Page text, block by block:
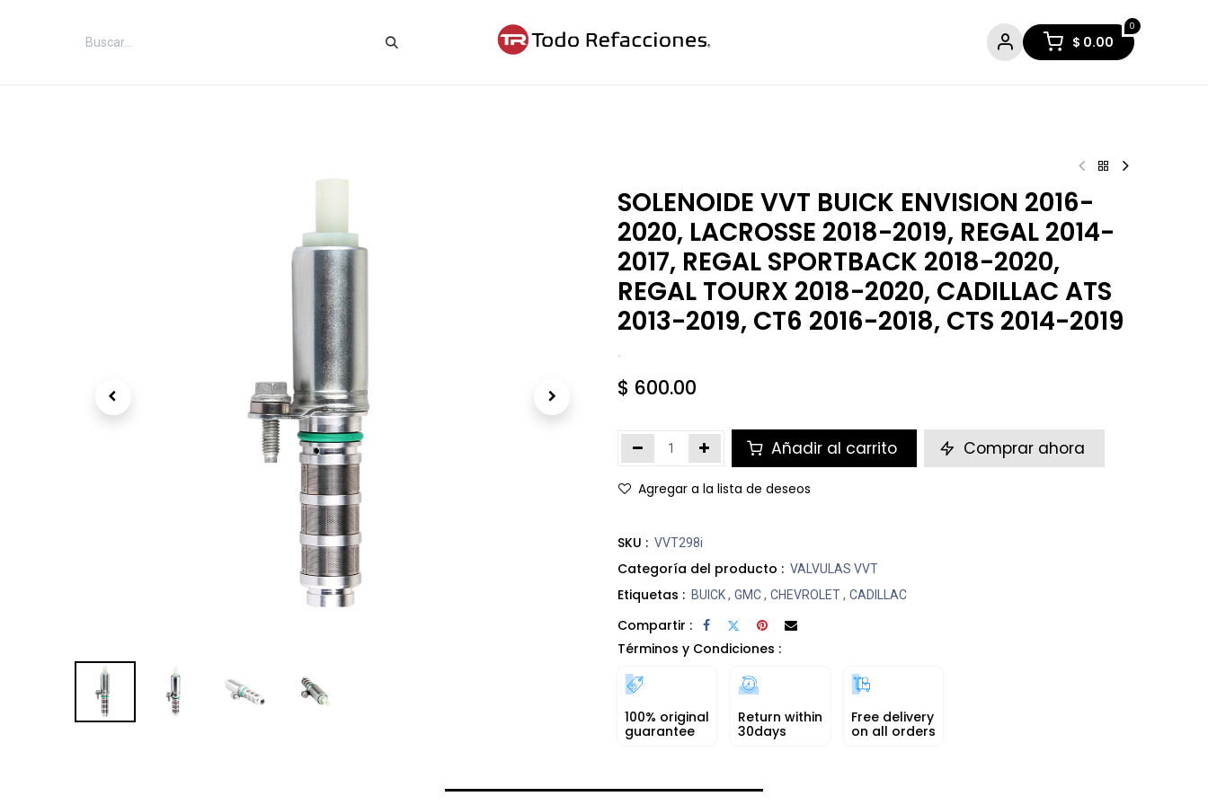
0
$ 0.00
SOLENOIDE VVT BUICK ENVISION 2016-
2020, LACROSSE 2018-2019, REGAL 2014-
2017, REGAL SPORTBACK 2018-2020,
REGAL TOURX 2018-2020, CADILLAC ATS
2013-2019, CT6 2016-2018, CTS 2014-2019
$ 600.00
Añadir al carrito Comprar ahora
Agregar a la lista de deseos
SKU : VVT298i
Categoría del producto : VALVULAS VVT
Etiquetas : BUICK, GMC, CHEVROLET, CADILLAC
Compartir :
Términos y Condiciones :
100% original
guarantee
Return within
30days
Free delivery
on all orders